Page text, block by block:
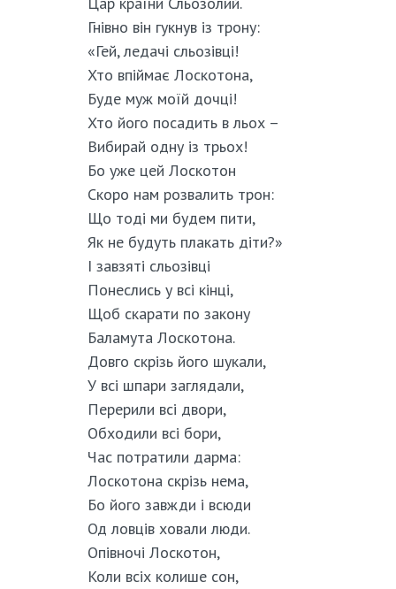
Гнівно він гукнув із трону:
«Гей, ледачі сльозівці!
Хто впіймає Лоскотона,
Буде муж моїй дочці!
Хто його посадить в льох –
Вибирай одну із трьох!
Бо уже цей Лоскотон
Скоро нам розвалить трон:
Що тоді ми будем пити,
Як не будуть плакать діти?»
І завзяті сльозівці
Понеслись у всі кінці,
Щоб скарати по закону
Баламута Лоскотона.
Довго скрізь його шукали,
У всі шпари заглядали,
Перерили всі двори,
Обходили всі бори,
Час потратили дарма:
Лоскотона скрізь нема,
Бо його завжди і всюди
Од ловців ховали люди.
Опівночі Лоскотон,
Коли всіх колише сон,